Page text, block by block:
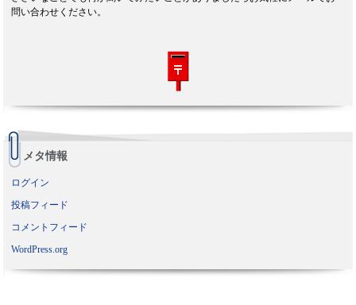
問い合わせください。
メタ情報
ログイン
投稿フィード
コメントフィード
WordPress.org